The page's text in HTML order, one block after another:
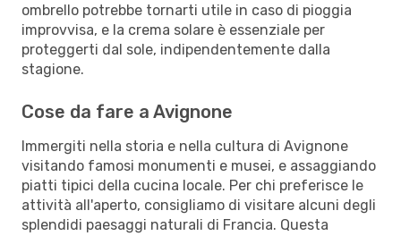
ombrello potrebbe tornarti utile in caso di pioggia
improvvisa, e la crema solare è essenziale per
proteggerti dal sole, indipendentemente dalla
stagione.
Cose da fare a Avignone
Immergiti nella storia e nella cultura di Avignone
visitando famosi monumenti e musei, e assaggiando
piatti tipici della cucina locale. Per chi preferisce le
attività all'aperto, consigliamo di visitare alcuni degli
splendidi paesaggi naturali di Francia. Questa